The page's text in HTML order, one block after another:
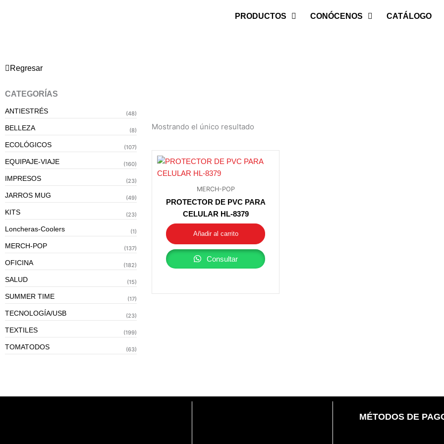
PRODUCTOS CONÓCENOS CATÁLOGO
Regresar
CATEGORÍAS
ANTIESTRÉS (48)
BELLEZA (8)
ECOLÓGICOS (107)
EQUIPAJE-VIAJE (160)
IMPRESOS (23)
JARROS MUG (49)
KITS (23)
Loncheras-Coolers (1)
MERCH-POP (137)
OFICINA (182)
SALUD (15)
SUMMER TIME (17)
TECNOLOGÍA/USB (23)
TEXTILES (199)
TOMATODOS (63)
Mostrando el único resultado
MERCH-POP
PROTECTOR DE PVC PARA
CELULAR HL-8379
Añadir al carrito
Consultar
MÉTODOS DE